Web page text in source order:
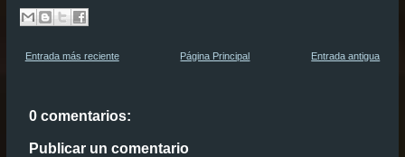
Entrada más reciente Entrada antigua
Página Principal
0 comentarios:
Publicar un comentario